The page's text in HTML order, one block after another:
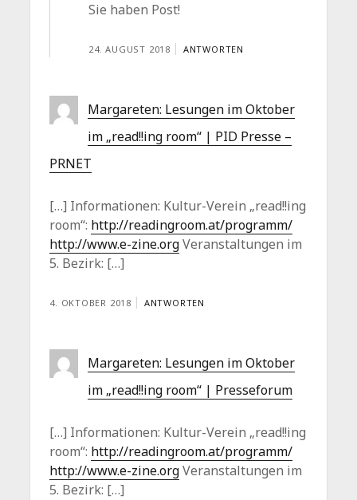
Sie haben Post!
24. AUGUST 2018 ANTWORTEN
Margareten: Lesungen im Oktober
im „read!!ing room“ | PID Presse –
PRNET
[…] Informationen: Kultur-Verein „read!!ing
room“: http://readingroom.at/programm/
http://www.e-zine.orgVeranstaltungen im
5. Bezirk: […]
4. OKTOBER 2018 ANTWORTEN
Margareten: Lesungen im Oktober
im „read!!ing room“ | Presseforum
[…] Informationen: Kultur-Verein „read!!ing
room“: http://readingroom.at/programm/
http://www.e-zine.orgVeranstaltungen im
5. Bezirk: […]